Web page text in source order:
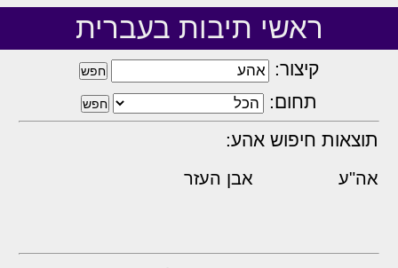
ראשי תיבות בעברית
קיצור:
תחום:
תוצאות חיפוש אהע:
אה"ע אבן העזר